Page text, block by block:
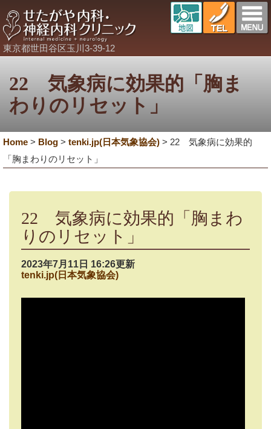
東京都世田谷区玉川3-39-12
22 気象病に効果的「胸ま
わりのリセット」
Home > Blog > tenki.jp(日本気象協会) > 22 気象病に効果的
「胸まわりのリセット」
22 気象病に効果的「胸まわ
りのリセット」
2023年7月11日 16:26更新
tenki.jp(日本気象協会)